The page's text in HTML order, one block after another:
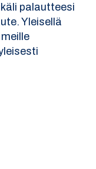
palautteesi
Yleisellä